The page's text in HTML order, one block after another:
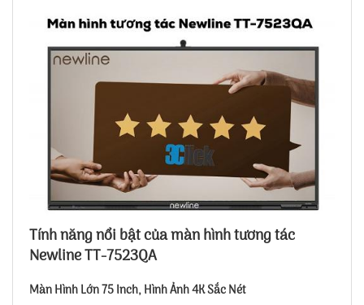
Tính năng nổi bật củamàn hình tương tác
Newline TT-7523QA
Màn Hình Lớn 75 Inch, Hình Ảnh 4K Sắc Nét